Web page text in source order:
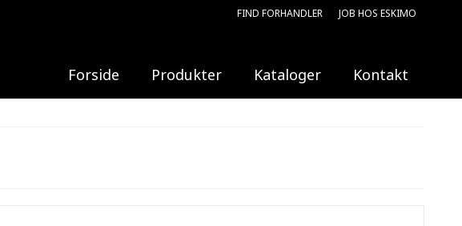
FIND FORHANDLER JOB HOS ESKIMO
Forside Produkter Kataloger Kontakt